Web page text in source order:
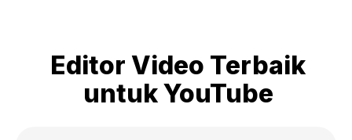
Editor Video Terbaik
untuk YouTube